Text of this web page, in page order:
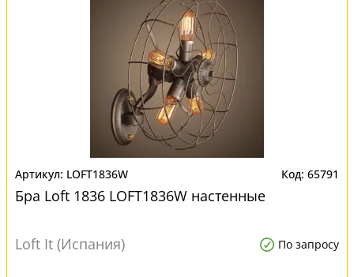
LOFT1836W 65791
Бра Loft 1836 LOFT1836W настенные
Loft It (Испания) По запросу